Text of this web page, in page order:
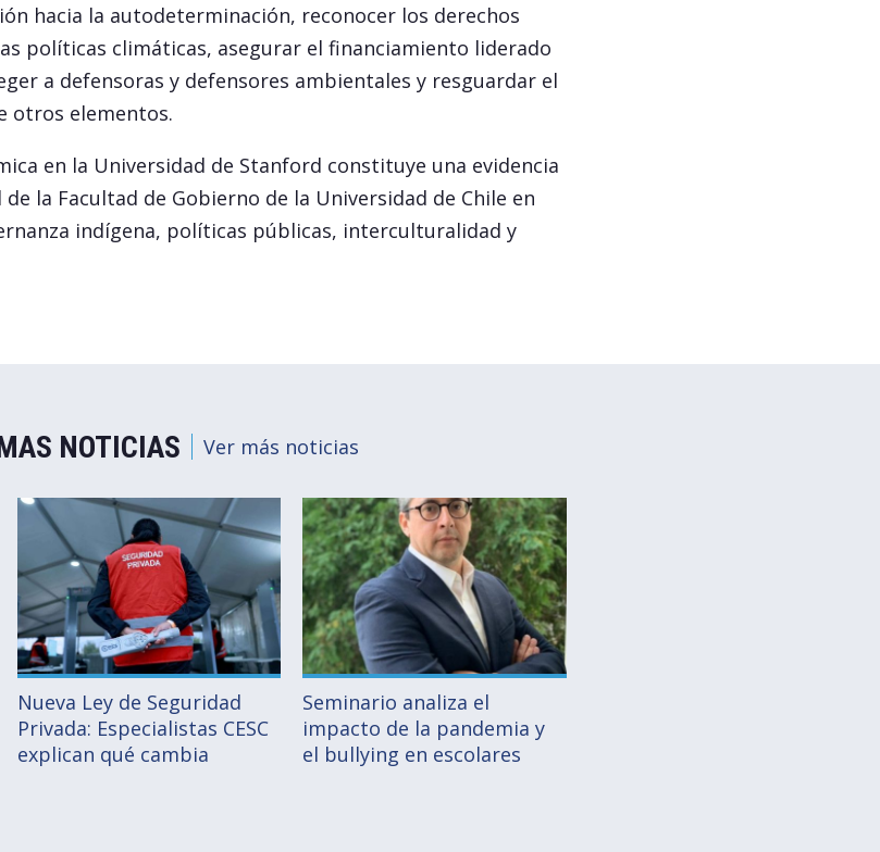
hacia la autodeterminación, reconocer los derechos
políticas climáticas, asegurar el financiamiento liderado
a defensoras y defensores ambientales y resguardar el
otros elementos.
en la Universidad de Stanford constituye una evidencia
la Facultad de Gobierno de la Universidad de Chile en
indígena, políticas públicas, interculturalidad y
NOTICIAS Ver más noticias
Nueva Ley de Seguridad
Privada: Especialistas CESC
explican qué cambia
Seminario analiza el
impacto de la pandemia y
el bullying en escolares